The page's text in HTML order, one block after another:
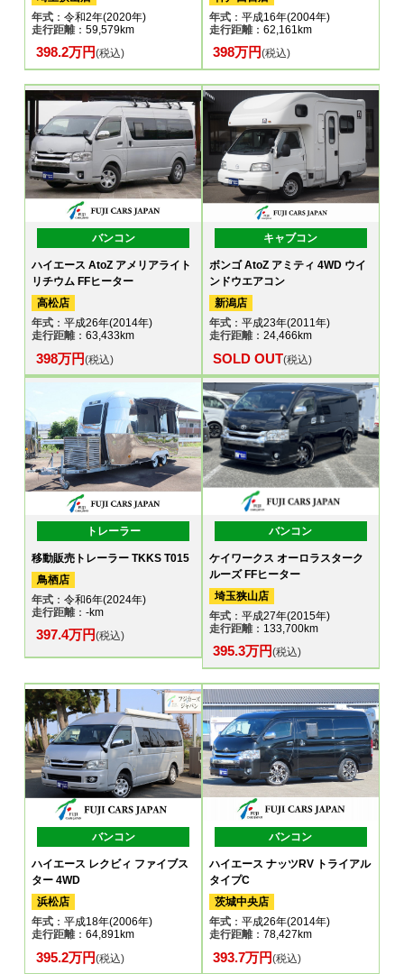
年式 ：令和2年(2020年)
走行距離：59,579km
398.2万円(税込)
年式：平成16年(2004年)
走行距離：62,161km
398万円(税込)
バンコン
ハイエース AtoZ アメリアライト
リチウム FFヒーター
高松店
年式 ：平成26年(2014年)
走行距離：63,433km
398万円(税込)
キャブコン
ボンゴ AtoZ アミティ 4WD ウイ
ンドウエアコン
新潟店
年式：平成23年(2011年)
走行距離：24,466km
SOLD OUT(税込)
トレーラー
移動販売トレーラー TKKS T015
鳥栖店
年式 ：令和6年(2024年)
走行距離：-km
397.4万円(税込)
バンコン
ケイワークス オーロラスターク
ルーズ FFヒーター
埼玉狭山店
年式：平成27年(2015年)
走行距離：133,700km
395.3万円(税込)
バンコン
ハイエース レクビィ ファイブス
ター 4WD
浜松店
年式 ：平成18年(2006年)
走行距離：64,891km
395.2万円(税込)
バンコン
ハイエース ナッツRV トライアル
タイプC
茨城中央店
年式：平成26年(2014年)
走行距離：78,427km
393.7万円(税込)